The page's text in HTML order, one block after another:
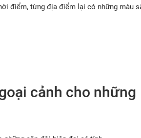
điểm, từng địa điểm lại có những màu
cảnh cho những